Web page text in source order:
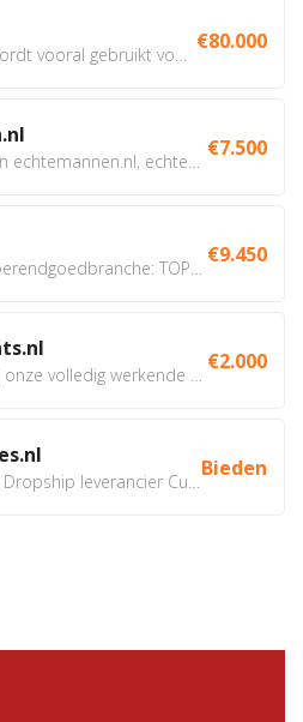
€80.000
€7.500
€9.450
€2.000
Bieden